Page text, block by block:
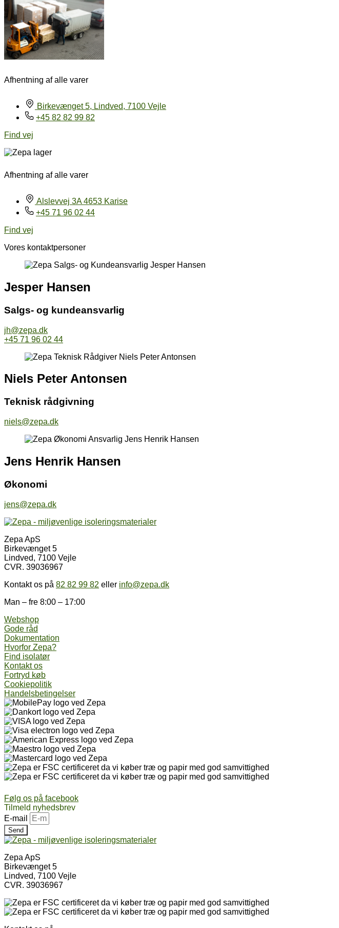
Afhentning af alle varer
Birkevænget 5, Lindved, 7100 Vejle
+45 82 82 99 82
Find vej
Afhentning af alle varer
Alslevvej 3A 4653 Karise
+45 71 96 02 44
Find vej
Vores kontaktpersoner
Jesper Hansen
Salgs- og kundeansvarlig
jh@zepa.dk
+45 71 96 02 44
Niels Peter Antonsen
Teknisk rådgivning
niels@zepa.dk
Jens Henrik Hansen
Økonomi
jens@zepa.dk
Zepa ApS
Birkevænget 5
Lindved, 7100 Vejle
CVR. 39036967
Kontakt os på 82 82 99 82 eller info@zepa.dk
Man – fre 8:00 – 17:00
Webshop
Gode råd
Dokumentation
Hvorfor Zepa?
Find isolatør
Kontakt os
Fortryd køb
Cookiepolitik
Handelsbetingelser
Følg os på facebook
Tilmeld nyhedsbrev
E-mail
Send
Zepa ApS
Birkevænget 5
Lindved, 7100 Vejle
CVR. 39036967